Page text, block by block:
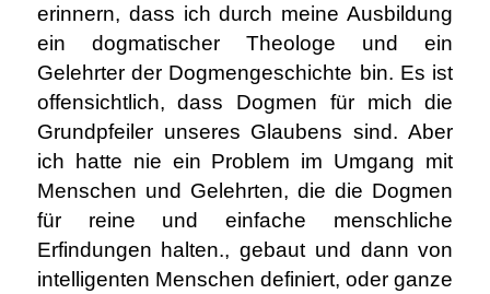
erinnern, dass ich durch meine Ausbildung
ein dogmatischer Theologe und ein
Gelehrter der Dogmengeschichte bin. Es ist
offensichtlich, dass Dogmen für mich die
Grundpfeiler unseres Glaubens sind. Aber
ich hatte nie ein Problem im Umgang mit
Menschen und Gelehrten, die die Dogmen
für reine und einfache menschliche
Erfindungen halten., gebaut und dann von
intelligenten Menschen definiert, oder ganze